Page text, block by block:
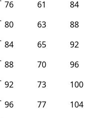
76 61
84
80 63
88
84 65
92
88 70
96
92 73
100
96 77
104